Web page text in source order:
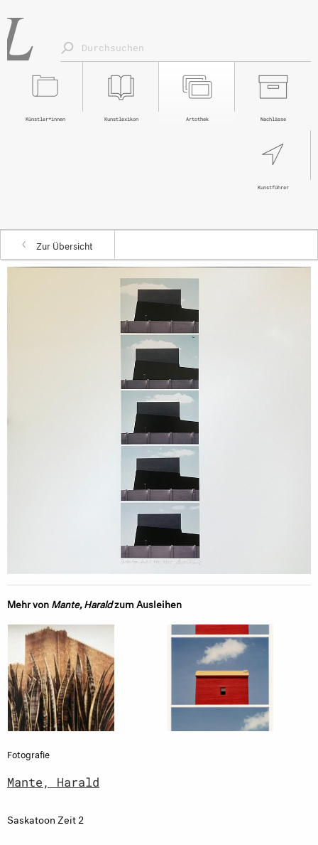
Nachlässe
Artothek
Kunstlexikon
Künstler*innen
Kunstführer
Zur Übersicht
Mehr vonMante, Haraldzum Ausleihen
Fotografie
Mante, Harald
Saskatoon Zeit 2